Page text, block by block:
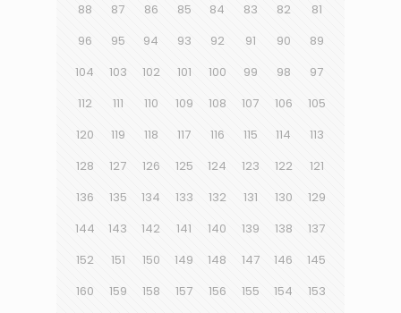
81
82
83
84
85
86
87
88
89
90
91
92
93
94
95
96
97
98
99
100
101
102
103
104
105
106
107
108
109
110
111
112
113
114
115
116
117
118
119
120
121
122
123
124
125
126
127
128
129
130
131
132
133
134
135
136
137
138
139
140
141
142
143
144
145
146
147
148
149
150
151
152
153
154
155
156
157
158
159
160